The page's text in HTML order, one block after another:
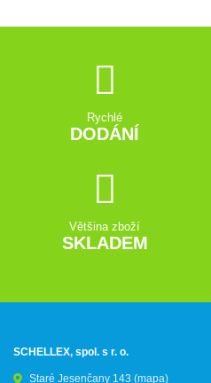
Rychlé
DODÁNÍ
Většina zboží
SKLADEM
SCHELLEX, spol. s r. o.
Staré Jesenčany 143 (mapa)